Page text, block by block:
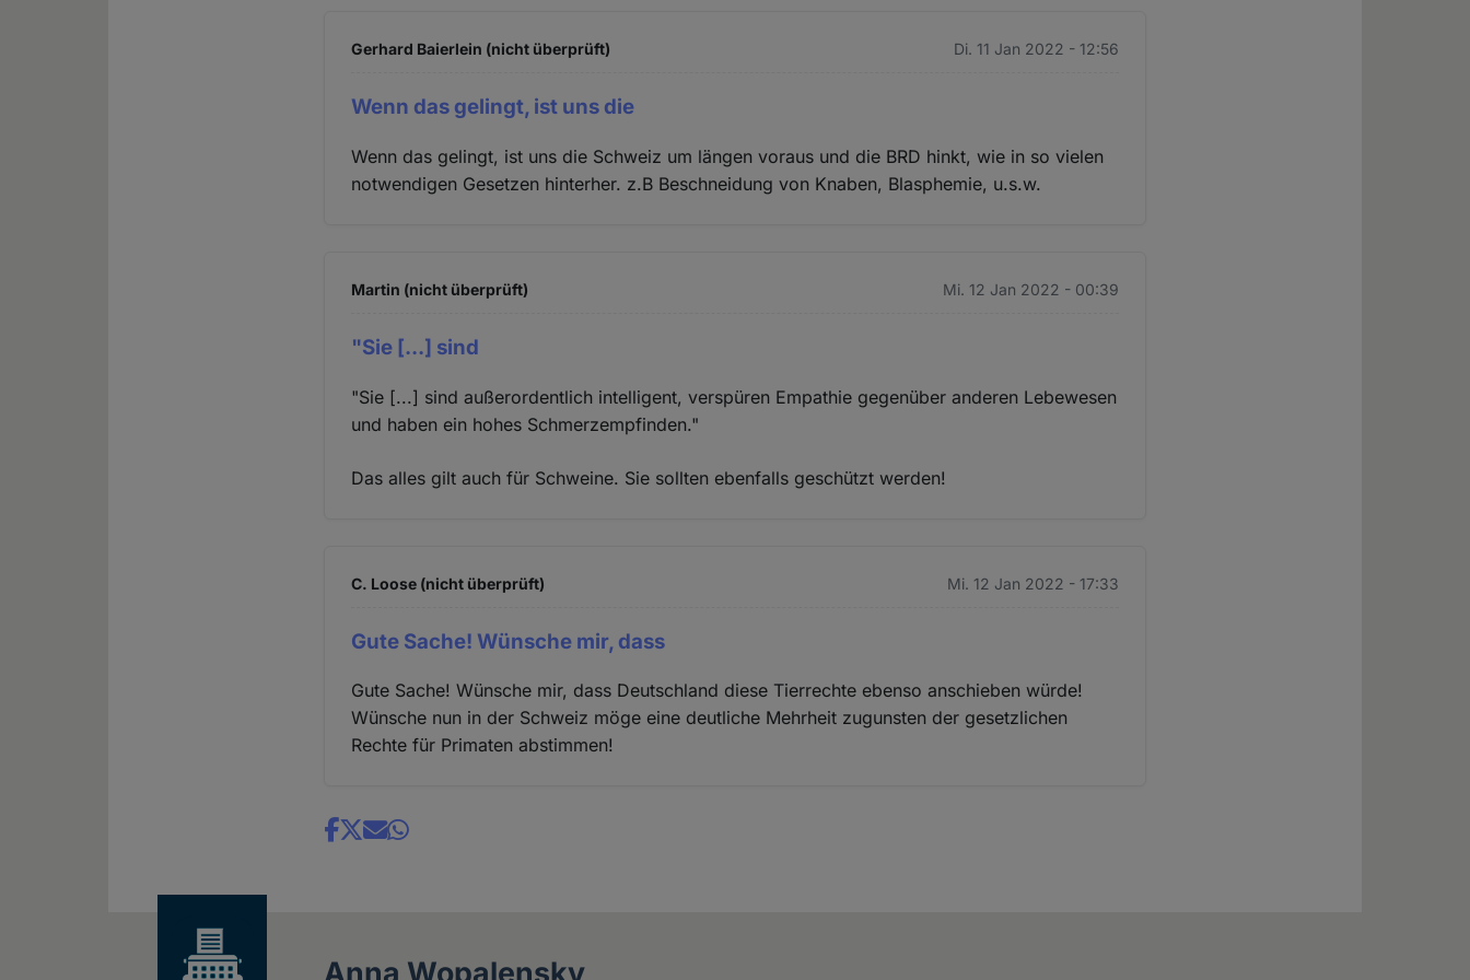
Gerhard Baierlein (nicht überprüft) Di. 11 Jan 2022 - 12:56
Wenn das gelingt, ist uns die
Wenn das gelingt, ist uns die Schweiz um längen voraus und die BRD hinkt, wie in so vielen
notwendigen Gesetzen hinterher. z.B Beschneidung von Knaben, Blasphemie, u.s.w.
Martin (nicht überprüft) Mi. 12 Jan 2022 - 00:39
"Sie [...] sind
"Sie [...] sind außerordentlich intelligent, verspüren Empathie gegenüber anderen Lebewesen
und haben ein hohes Schmerzempfinden."
Das alles gilt auch für Schweine. Sie sollten ebenfalls geschützt werden!
C. Loose (nicht überprüft) Mi. 12 Jan 2022 - 17:33
Gute Sache! Wünsche mir, dass
Gute Sache! Wünsche mir, dass Deutschland diese Tierrechte ebenso anschieben würde!
Wünsche nun in der Schweiz möge eine deutliche Mehrheit zugunsten der gesetzlichen
Rechte für Primaten abstimmen!
Share
Anna Wopalensky